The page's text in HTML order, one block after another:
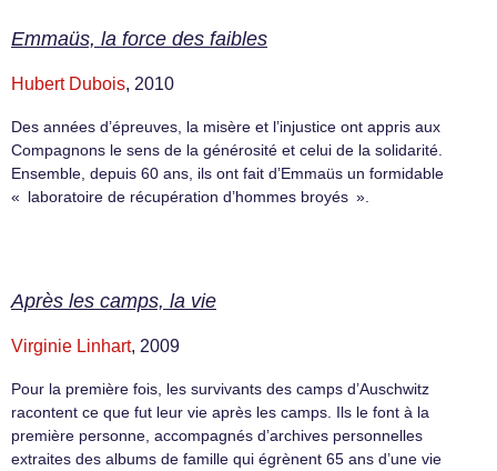
Emmaüs, la force des faibles
Hubert Dubois, 2010
Des années d’épreuves, la misère et l’injustice ont appris aux
Compagnons le sens de la générosité et celui de la solidarité.
Ensemble, depuis 60 ans, ils ont fait d’Emmaüs un formidable
« laboratoire de récupération d’hommes broyés ».
Après les camps, la vie
Virginie Linhart, 2009
Pour la première fois, les survivants des camps d’Auschwitz
racontent ce que fut leur vie après les camps. Ils le font à la
première personne, accompagnés d’archives personnelles
extraites des albums de famille qui égrènent 65 ans d’une vie